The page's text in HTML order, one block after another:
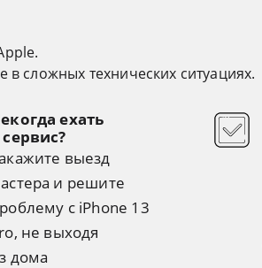
сложных технических ситуациях.
ехать
сервис?
выезд
и решите
с iPhone 13
не выходя
дома